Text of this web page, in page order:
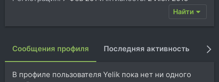
Найти
Сообщения профиля Последняя активность
В профиле пользователя Yelik пока нет ни одного